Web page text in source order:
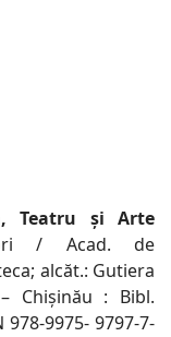
Teatru şi Arte
/ Acad. de
alcăt.: Gutiera
Chişinău : Bibl.
978-9975- 9797-7-